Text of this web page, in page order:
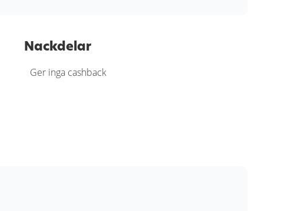
och redaktionell analys. Vårt mål är att ge dig en
Nackdelar
Ger inga cashback